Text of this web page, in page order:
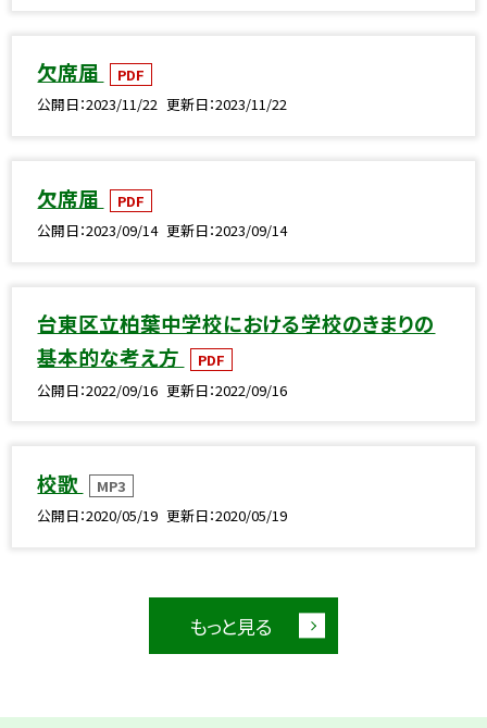
欠席届
PDF
公開日 2023/11/22 更新日 2023/11/22
欠席届
PDF
公開日 2023/09/14 更新日 2023/09/14
台東区立柏葉中学校における学校のきまりの
基本的な考え方
PDF
公開日 2022/09/16 更新日 2022/09/16
校歌
MP3
公開日 2020/05/19 更新日 2020/05/19
もっと見る